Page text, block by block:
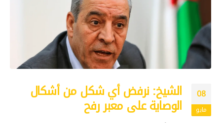
08
مايو
الشيخ: نرفض أي شكل من أشكال
الوصاية على معبر رفح